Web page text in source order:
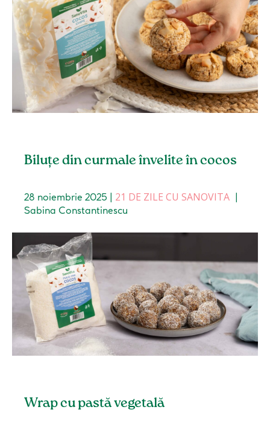
Biluțe din curmale învelite în cocos
28 noiembrie 2025 21 DE ZILE CU SANOVITA
Sabina Constantinescu
Wrap cu pastă vegetală